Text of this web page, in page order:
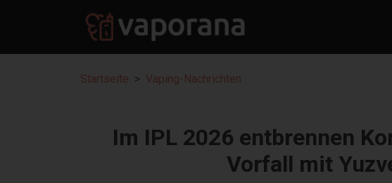
Startseite Vaping-Nachrichten
Im IPL 2026 entbrennen
Vorfall mit